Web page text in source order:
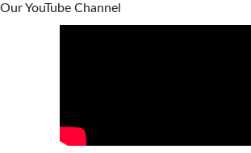
Our YouTube Channel